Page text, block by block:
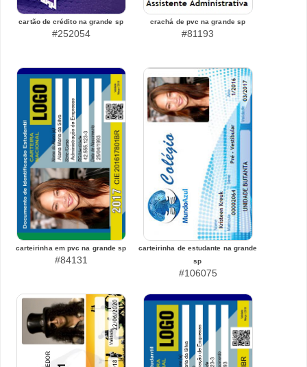
cartão de crédito na grande sp
#252054
crachá de pvc na grande sp
#81193
carteirinha em pvc na grande sp
#84131
carteirinha de estudante na grande
sp
#106075